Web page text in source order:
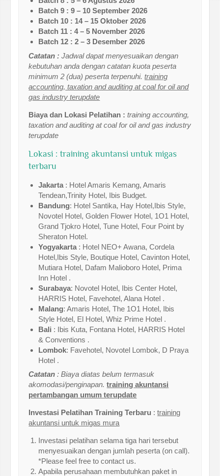
Batch 9 : 9 – 10 September 2026
Batch 10 : 14 – 15 Oktober 2026
Batch 11 : 4 – 5 November 2026
Batch 12 : 2 – 3 Desember 2026
Catatan :Jadwal dapat menyesuaikan dengan
kebutuhan anda dengan catatan kuota peserta
minimum 2 (dua) peserta terpenuhi.training
accounting, taxation and auditing at coal for oil and
gas industry terupdate
Biaya dan Lokasi Pelatihan :training accounting,
taxation and auditing at coal for oil and gas industry
terupdate
Lokasi : training akuntansi untuk migas
terbaru
Jakarta : Hotel Amaris Kemang, Amaris
Tendean,Trinity Hotel, Ibis Budget.
Bandung: Hotel Santika, Hay Hotel,Ibis Style,
Novotel Hotel, Golden Flower Hotel, 1O1 Hotel,
Grand Tjokro Hotel, Tune Hotel, Four Point by
Sheraton Hotel.
Yogyakarta : Hotel NEO+ Awana, Cordela
Hotel,Ibis Style, Boutique Hotel, Cavinton Hotel,
Mutiara Hotel, Dafam Malioboro Hotel, Prima
Inn Hotel .
Surabaya: Novotel Hotel, Ibis Center Hotel,
HARRIS Hotel, Favehotel, Alana Hotel .
Malang: Amaris Hotel, The 1O1 Hotel, Ibis
Style Hotel, El Hotel, Whiz Prime Hotel .
Bali : Ibis Kuta, Fontana Hotel, HARRIS Hotel
& Conventions .
Lombok: Favehotel, Novotel Lombok, D Praya
Hotel .
Catatan: Biaya diatas belum termasuk
akomodasi/penginapan.training akuntansi
pertambangan umum terupdate
Investasi Pelatihan Training Terbaru :training
akuntansi untuk migas mura
Investasi pelatihan selama tiga hari tersebut
menyesuaikan dengan jumlah peserta (on call).
*Please feel free to contact us.
Apabila perusahaan membutuhkan paket in